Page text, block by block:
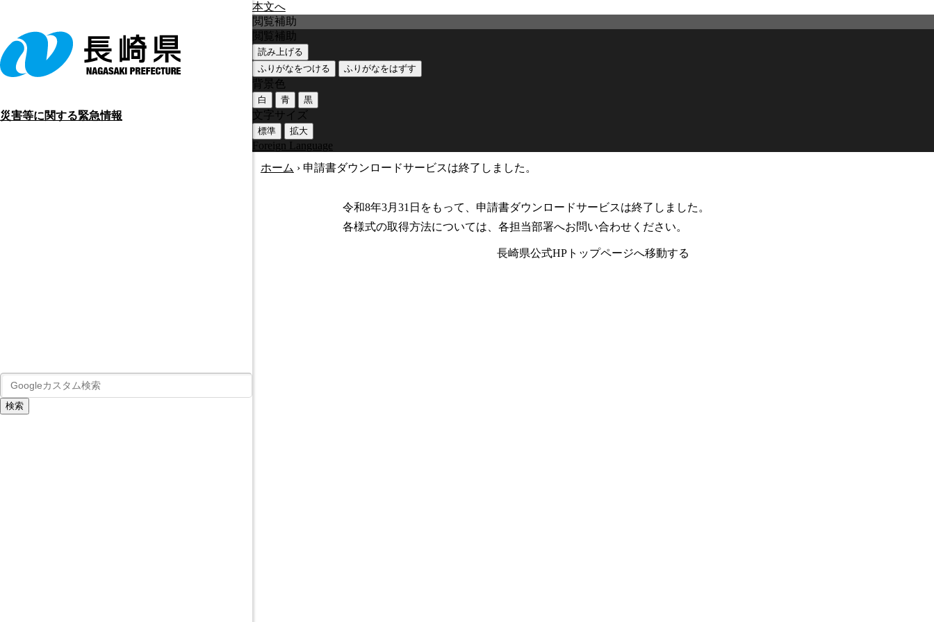
本文へ
災害等に関する緊急情報
閲覧補助
閲覧補助
読み上げる
ふりがなをつける
ふりがなをはずす
背景色
白 青 黒
文字サイズ
標準 拡大
Foreign Language
ホーム › 申請書ダウンロードサービスは終了しました。
令和8年3月31日をもって、申請書ダウンロードサービスは終了しました。
各様式の取得方法については、各担当部署へお問い合わせください。
長崎県公式HPトップページへ移動する